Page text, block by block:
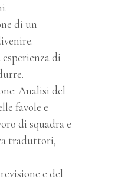
di un
di
Analisi del
favole e
di squadra e
traduttori,
e del